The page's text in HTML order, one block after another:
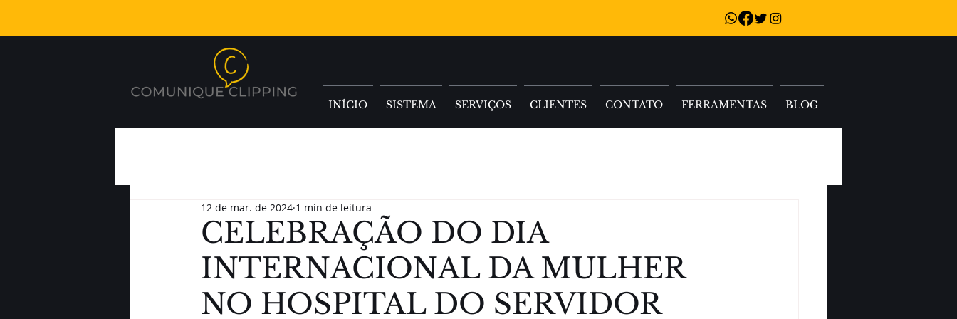
INÍCIO SISTEMA SERVIÇOS CLIENTES CONTATO FERRAMENTAS BLOG
CELEBRAÇÃO DO DIA
INTERNACIONAL DA MULHER
NO HOSPITAL DO SERVIDOR
12 de mar. de 2024 1 min de leitura